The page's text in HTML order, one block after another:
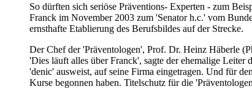
So dürften sich seriöse Präventions- Experten - zum
Franck im November 2003 zum 'Senator h.c.' vom
ernsthafte Etablierung des Berufsbildes auf der Strecke.
Der Chef der 'Präventologen', Prof. Dr. Heinz Häberle
'Dies läuft alles über Franck', sagte der ehemalige
'denic' ausweist, auf seine Firma eingetragen. Und für
Kurse begonnen haben. Titelschutz für die